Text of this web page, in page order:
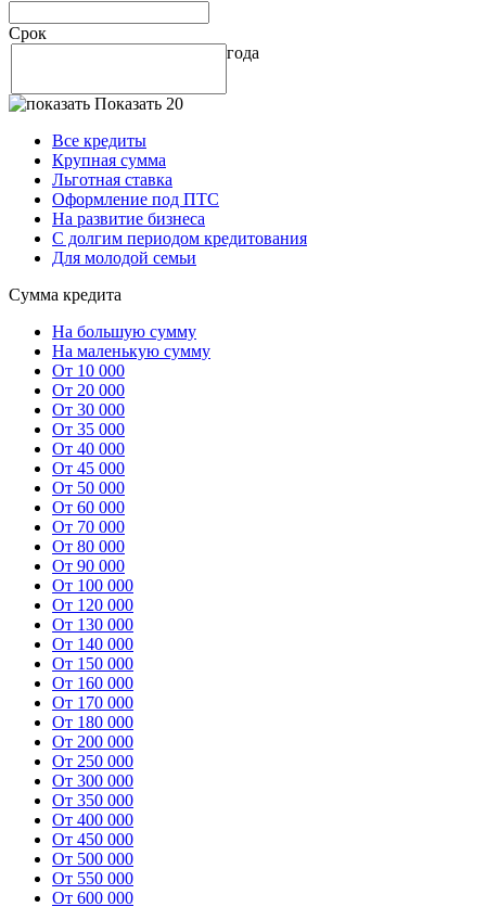
Срок
года
Показать 20
Все кредиты
Крупная сумма
Льготная ставка
Оформление под ПТС
На развитие бизнеса
С долгим периодом кредитования
Для молодой семьи
Сумма кредита
На большую сумму
На маленькую сумму
От 10 000
От 20 000
От 30 000
От 35 000
От 40 000
От 45 000
От 50 000
От 60 000
От 70 000
От 80 000
От 90 000
От 100 000
От 120 000
От 130 000
От 140 000
От 150 000
От 160 000
От 170 000
От 180 000
От 200 000
От 250 000
От 300 000
От 350 000
От 400 000
От 450 000
От 500 000
От 550 000
От 600 000